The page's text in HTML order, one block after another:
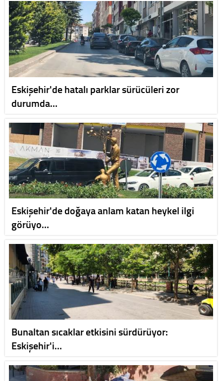
Eskişehir'de hatalı parklar sürücüleri zor
durumda…
Eskişehir'de doğaya anlam katan heykel ilgi
görüyo…
Bunaltan sıcaklar etkisini sürdürüyor:
Eskişehir'i…